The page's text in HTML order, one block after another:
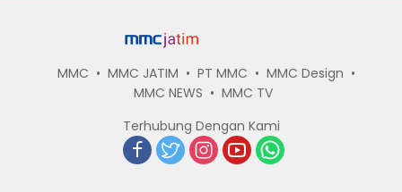
MMC MMC JATIM PT MMC
MMC Design
MMC NEWS
MMC TV
Terhubung Dengan Kami